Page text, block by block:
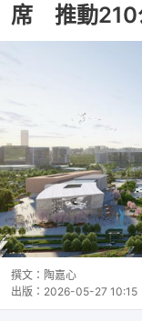
席 推動210
撰文： 陶嘉心
出版： 2026-05-27 10:15